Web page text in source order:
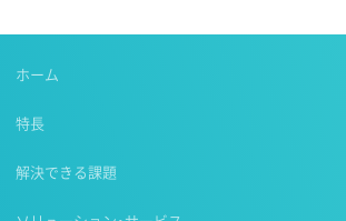
ホーム
特長
解決できる課題